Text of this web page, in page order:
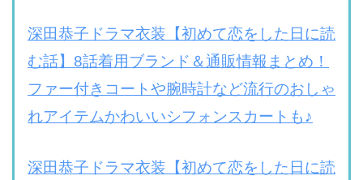
深田恭子ドラマ衣装【初めて恋をした日に読
む話】8話着用ブランド＆通販情報まとめ！
ファー付きコートや腕時計など流行のおしゃ
れアイテムかわいいシフォンスカートも♪
深田恭子ドラマ衣装【初めて恋をした日に読